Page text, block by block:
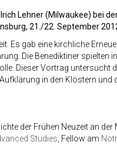
Lehner (Milwaukee) bei
21./22. September
Es gab eine kirchliche
Die Benediktiner spielten
Dieser Vortrag untersucht
in den Klöstern und
der Frühen Neuzeit an der
Studies , Fellow am